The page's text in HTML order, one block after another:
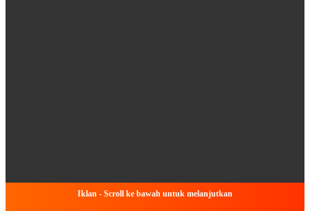
Iklan - Scroll ke bawah untuk melanjutkan